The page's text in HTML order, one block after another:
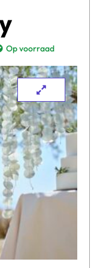
Op voorraad